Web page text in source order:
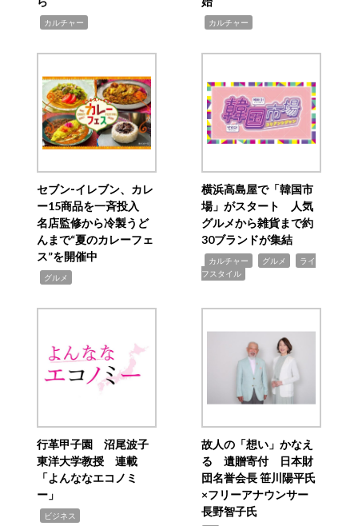
カルチャー カルチャー
セブン‐イレブン、カレ
ー15商品を一斉投入
名店監修から冷製うど
んまで“夏のカレーフェ
ス”を開催中
グルメ
横浜高島屋で「韓国市
場」がスタート 人気
グルメから雑貨まで約
30ブランドが集結
カルチャー グルメ
ライ
フスタイル
行革甲子園 沼尾波子
東洋大学教授 連載
「よんななエコノミ
ー」
ビジネス
故人の「想い」かなえ
る 遺贈寄付 日本財
団名誉会長 笹川陽平氏
×フリーアナウンサー
長野智子氏